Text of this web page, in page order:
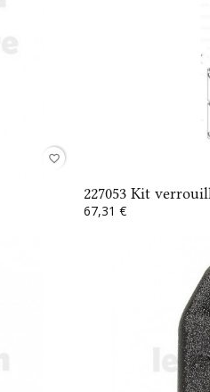
favorite_border
227053 Kit
67,31 €